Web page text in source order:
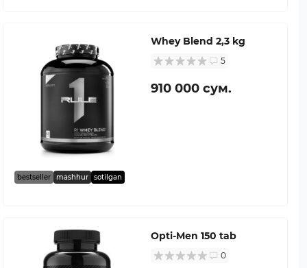
bestseller mashhur sotilgan
Whey Blend 2,3 kg
5
910 000 сум.
Opti-Men 150 tab
0